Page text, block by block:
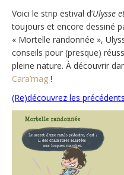
Voici le strip estival d’Ulysse
toujours et encore dessiné
« Mortelle randonnée »,
conseils pour (presque)
pleine nature. À découvrir
Cara’mag !
(Re)découvrez les